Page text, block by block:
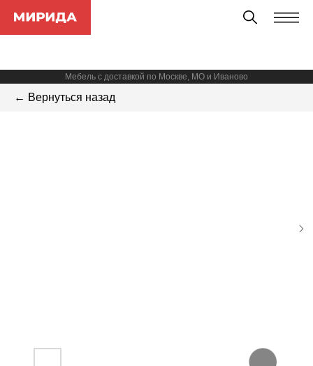
Мебель с доставкой по Москве, МО и Иваново
← Вернуться назад